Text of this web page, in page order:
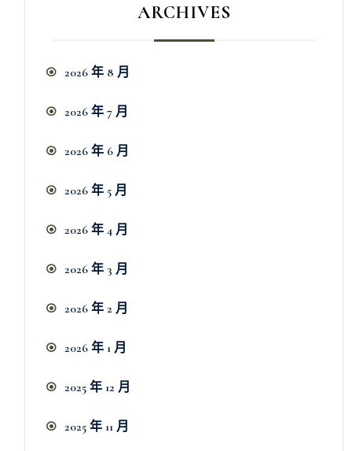
ARCHIVES
2026 年 8 月
2026 年 7 月
2026 年 6 月
2026 年 5 月
2026 年 4 月
2026 年 3 月
2026 年 2 月
2026 年 1 月
2025 年 12 月
2025 年 11 月